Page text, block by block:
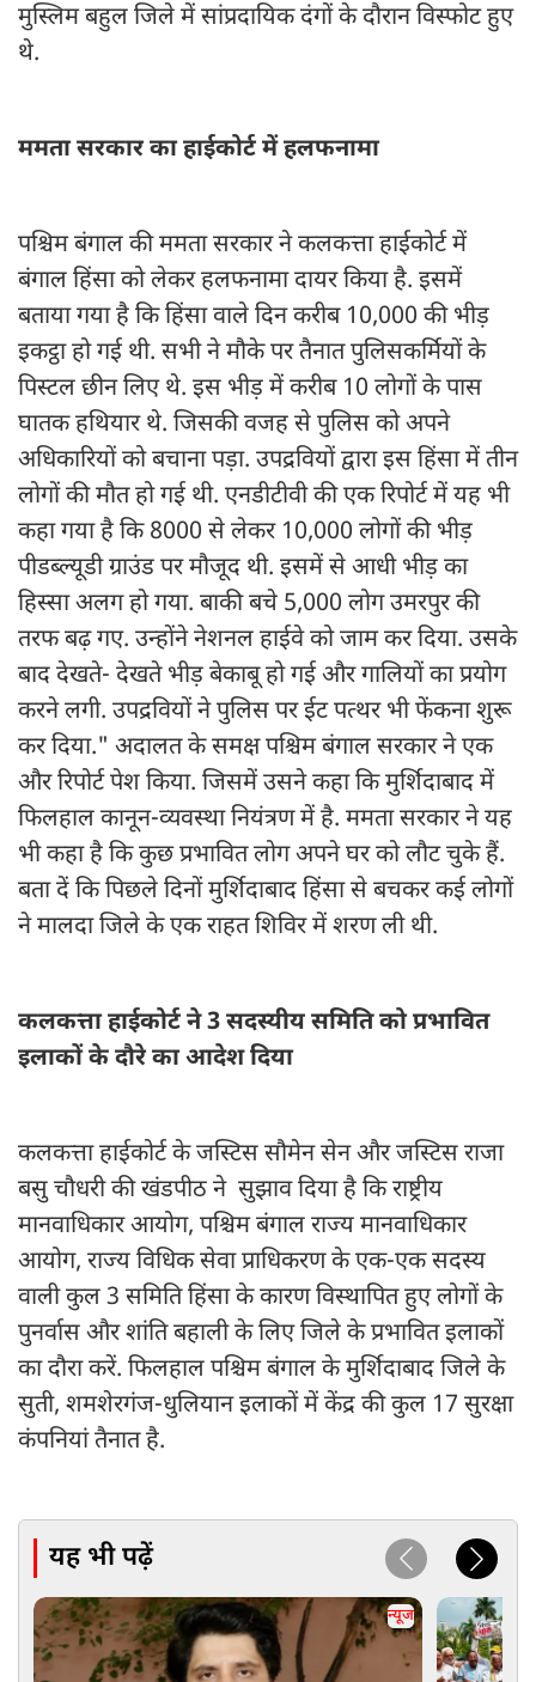
मुस्लिम बहुल जिले में सांप्रदायिक दंगों के दौरान विस्फोट हुए
थे.
ममता सरकार का हाईकोर्ट में हलफनामा
पश्चिम बंगाल की ममता सरकार ने कलकत्ता हाईकोर्ट में
बंगाल हिंसा को लेकर हलफनामा दायर किया है. इसमें
बताया गया है कि हिंसा वाले दिन करीब 10,000 की भीड़
इकट्ठा हो गई थी. सभी ने मौके पर तैनात पुलिसकर्मियों के
पिस्टल छीन लिए थे. इस भीड़ में करीब 10 लोगों के पास
घातक हथियार थे. जिसकी वजह से पुलिस को अपने
अधिकारियों को बचाना पड़ा. उपद्रवियों द्वारा इस हिंसा में तीन
लोगों की मौत हो गई थी. एनडीटीवी की एक रिपोर्ट में यह भी
कहा गया है कि 8000 से लेकर 10,000 लोगों की भीड़
पीडब्ल्यूडी ग्राउंड पर मौजूद थी. इसमें से आधी भीड़ का
हिस्सा अलग हो गया. बाकी बचे 5,000 लोग उमरपुर की
तरफ बढ़ गए. उन्होंने नेशनल हाईवे को जाम कर दिया. उसके
बाद देखते- देखते भीड़ बेकाबू हो गई और गालियों का प्रयोग
करने लगी. उपद्रवियों ने पुलिस पर ईट पत्थर भी फेंकना शुरू
कर दिया." अदालत के समक्ष पश्चिम बंगाल सरकार ने एक
और रिपोर्ट पेश किया. जिसमें उसने कहा कि मुर्शिदाबाद में
फिलहाल कानून-व्यवस्था नियंत्रण में है. ममता सरकार ने यह
भी कहा है कि कुछ प्रभावित लोग अपने घर को लौट चुके हैं.
बता दें कि पिछले दिनों मुर्शिदाबाद हिंसा से बचकर कई लोगों
ने मालदा जिले के एक राहत शिविर में शरण ली थी.
कलकत्ता हाईकोर्ट ने 3 सदस्यीय समिति को प्रभावित
इलाकों के दौरे का आदेश दिया
कलकत्ता हाईकोर्ट के जस्टिस सौमेन सेन और जस्टिस राजा
बसु चौधरी की खंडपीठ ने सुझाव दिया है कि राष्ट्रीय
मानवाधिकार आयोग, पश्चिम बंगाल राज्य मानवाधिकार
आयोग, राज्य विधिक सेवा प्राधिकरण के एक-एक सदस्य
वाली कुल 3 समिति हिंसा के कारण विस्थापित हुए लोगों के
पुनर्वास और शांति बहाली के लिए जिले के प्रभावित इलाकों
का दौरा करें. फिलहाल पश्चिम बंगाल के मुर्शिदाबाद जिले के
सुती, शमशेरगंज-धुलियान इलाकों में केंद्र की कुल 17 सुरक्षा
कंपनियां तैनात है.
यह भी पढ़ें
न्यूज